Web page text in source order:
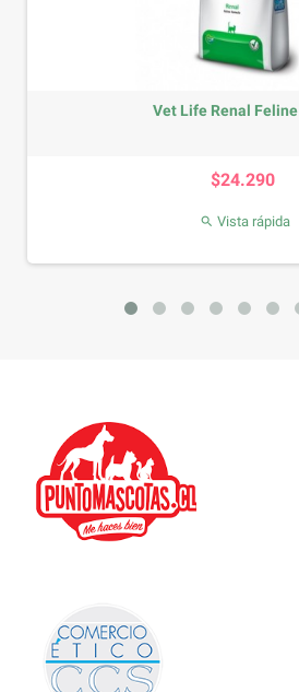
Vet Life Renal Feline 2KG
$24.290
Vista rápida